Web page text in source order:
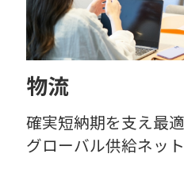
物流
確実短納期を支え最
グローバル供給ネッ